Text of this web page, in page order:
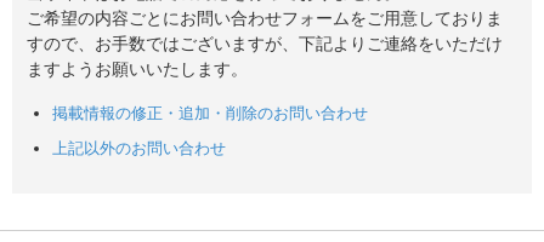
ご希望の内容ごとにお問い合わせフォームをご用意しておりま
すので、お手数ではございますが、下記よりご連絡をいただけ
ますようお願いいたします。
掲載情報の修正・追加・削除のお問い合わせ
上記以外のお問い合わせ